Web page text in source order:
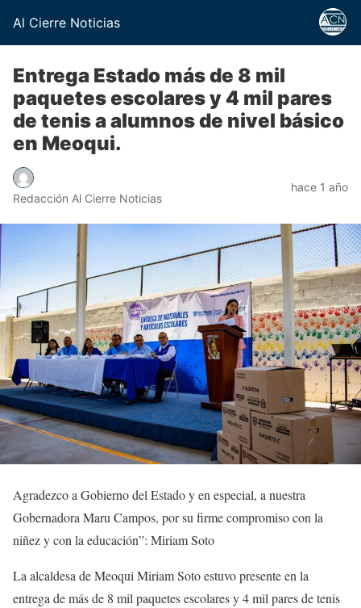
Al Cierre Noticias
Entrega Estado más de 8 mil
paquetes escolares y 4 mil pares
de tenis a alumnos de nivel básico
en Meoqui.
Redacción Al Cierre Noticias
hace 1 año
Agradezco a Gobierno del Estado y en especial, a nuestra
Gobernadora Maru Campos, por su firme compromiso con la
niñez y con la educación”: Miriam Soto
La alcaldesa de Meoqui Miriam Soto estuvo presente en la
entrega de más de 8 mil paquetes escolares y 4 mil pares de tenis